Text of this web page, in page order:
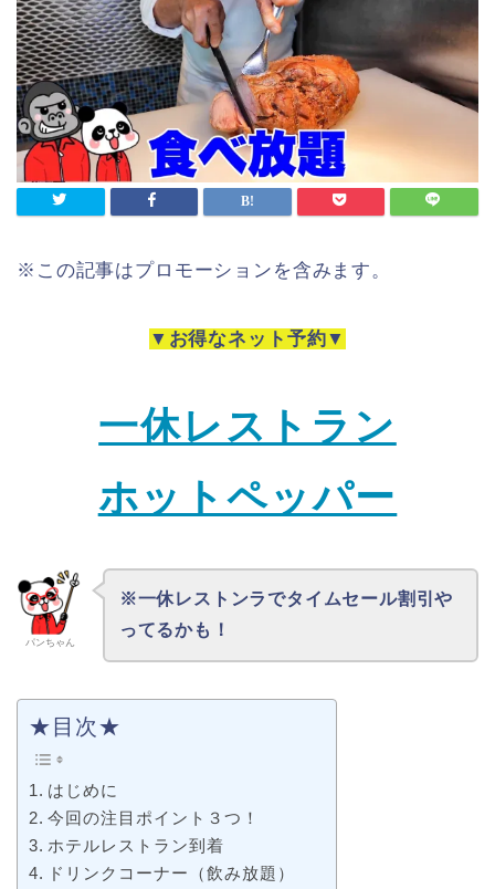
※この記事はプロモーションを含みます。
▼お得なネット予約▼
一休レストラン
ホットペッパー
パンちゃん
※一休レストンラでタイムセール割引や
ってるかも！
★目次★
はじめに
今回の注目ポイント３つ！
ホテルレストラン到着
ドリンクコーナー（飲み放題）